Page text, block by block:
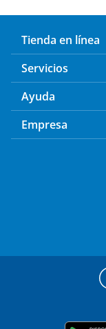
Tienda en línea
Servicios
Ayuda
Empresa